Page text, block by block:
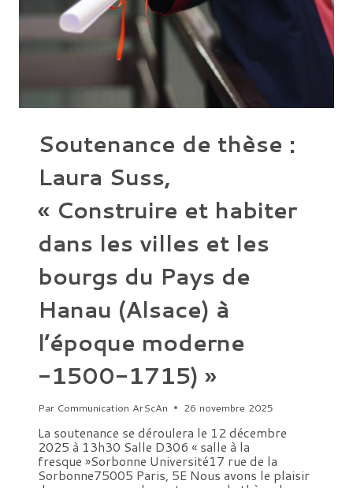
DE
NOISY,
MARLY,
VERSAILLES
(ÎLE-
DE-
FRANCE),
XVIE-
XVIIIE
SIÈCLES.
Soutenance de thèse :
Laura Suss,
« Construire et habiter
dans les villes et les
bourgs du Pays de
Hanau (Alsace) à
l’époque moderne
-1500-1715) »
Par Communication ArScAn 26 novembre 2025
La soutenance se déroulera le 12 décembre
2025 à 13h30 Salle D306 « salle à la
fresque »Sorbonne Université17 rue de la
Sorbonne75005 Paris, 5E Nous avons le plaisir